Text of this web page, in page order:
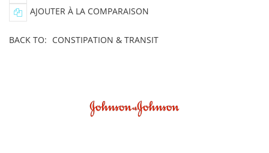
AJOUTER À LA COMPARAISON
BACK TO: CONSTIPATION & TRANSIT